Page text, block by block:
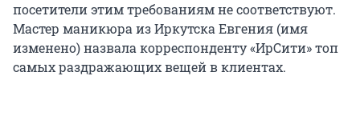
посетители этим требованиям не соответствуют.
Мастер маникюра из Иркутска Евгения (имя
изменено) назвала корреспонденту «ИрСити» топ
самых раздражающих вещей в клиентах.